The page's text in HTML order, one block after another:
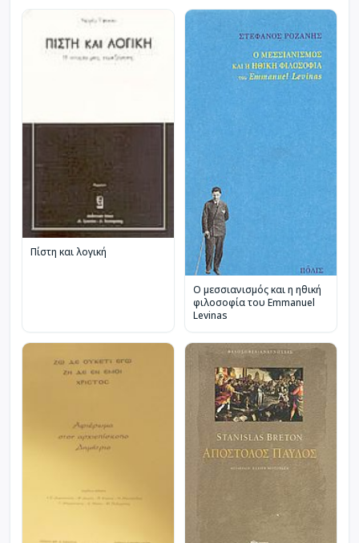
Πίστη και λογική
Ο μεσσιανισμός και η ηθική
φιλοσοφία του Emmanuel
Levinas